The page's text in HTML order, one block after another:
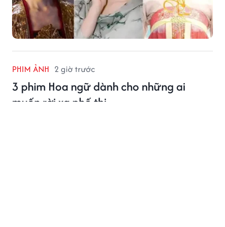
PHIM ẢNH 2 giờ trước
3 phim Hoa ngữ dành cho những ai
muốn rời xa phố thị